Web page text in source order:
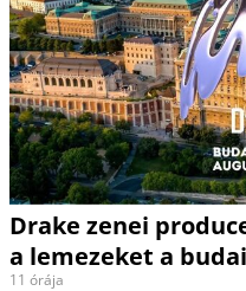
Drake zenei
a lemezeket a
11 órája